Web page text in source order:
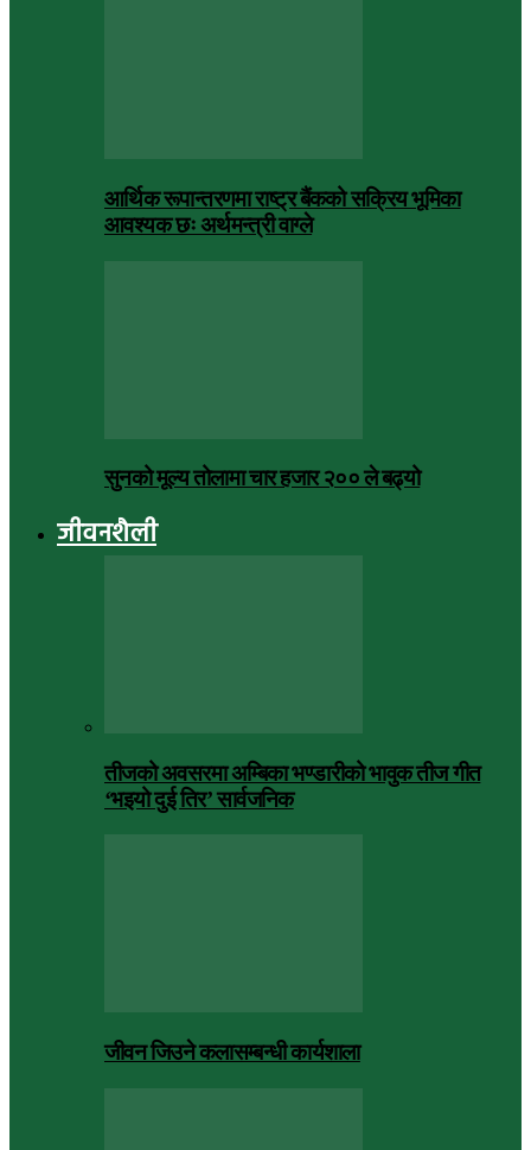
आर्थिक रूपान्तरणमा राष्ट्र बैंकको सक्रिय भूमिका
आवश्यक छः अर्थमन्त्री वाग्ले
सुनको मूल्य तोलामा चार हजार २०० ले बढ्यो
जीवनशैली
तीजको अवसरमा अम्बिका भण्डारीको भावुक तीज गीत
‘भइयो दुई तिर’ सार्वजनिक
जीवन जिउने कलासम्बन्धी कार्यशाला